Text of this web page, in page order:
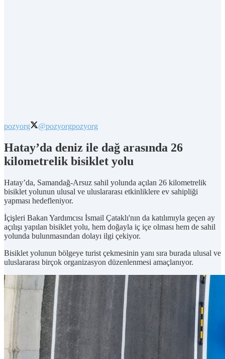
pozyorg @pozyorgpozyorg
Hatay’da deniz ile dağ arasında 26
kilometrelik bisiklet yolu
Hatay’da, Samandağ-Arsuz sahil yolunda açılan 26 kilometrelik
bisiklet yolunun ulusal ve uluslararası etkinliklere ev sahipliği
yapması hedefleniyor.
İçişleri Bakan Yardımcısı İsmail Çataklı'nın da katılımıyla geçen ay
açılışı yapılan bisiklet yolu, hem doğayla iç içe olması hem de sahil
yolunda bulunmasından dolayı ilgi çekiyor.
Bisiklet yolunun bölgeye turist çekmesinin yanı sıra burada ulusal ve
uluslararası birçok organizasyon düzenlenmesi amaçlanıyor.